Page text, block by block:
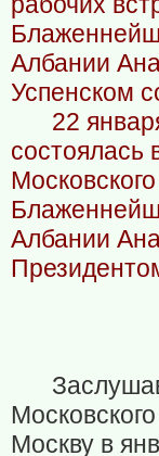
Албании
Успенском
22
состоялась
Албании
Москву в